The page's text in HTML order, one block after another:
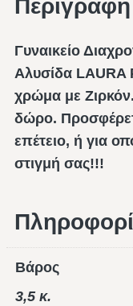
Περιγραφή
Γυναικείο
Αλυσίδα LAURA
χρώμα με
δώρο.
επέτειο, ή για
στιγμή σας!!!
Βάρος
3,5 κ.